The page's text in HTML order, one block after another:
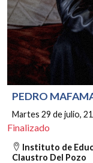
PEDRO
Martes 29 de julio,
Finalizado
Instituto de
Claustro Del Pozo